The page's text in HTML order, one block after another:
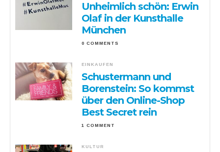
Unheimlich schön: Erwin
Olaf in der Kunsthalle
München
0 COMMENTS
EINKAUFEN
Schustermann und
Borenstein: So kommst
über den Online-Shop
Best Secret rein
1 COMMENT
KULTUR